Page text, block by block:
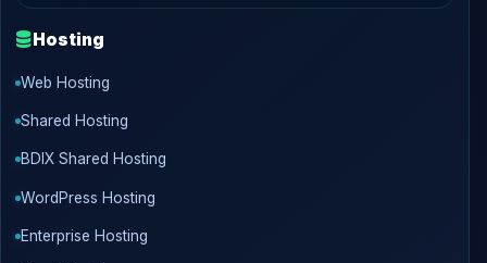
Hosting
Web Hosting
Shared Hosting
BDIX Shared Hosting
WordPress Hosting
Enterprise Hosting